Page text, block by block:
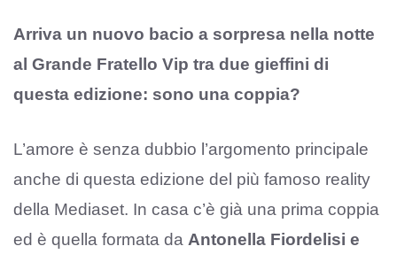
Arriva un nuovo bacio a sorpresa nella notte
al Grande Fratello Vip tra due gieffini di
questa edizione: sono una coppia?
L’amore è senza dubbio l’argomento principale
anche di questa edizione del più famoso reality
della Mediaset. In casa c’è già una prima coppia
ed è quella formata da Antonella Fiordelisi e